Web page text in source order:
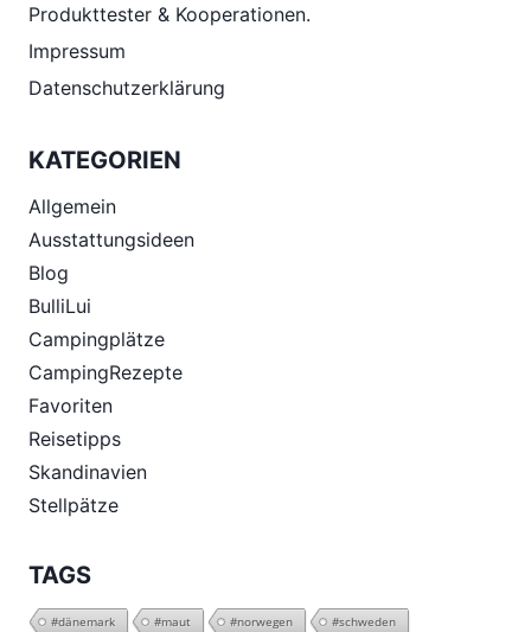
Produkttester & Kooperationen.
Impressum
Datenschutzerklärung
KATEGORIEN
Allgemein
Ausstattungsideen
Blog
BulliLui
Campingplätze
CampingRezepte
Favoriten
Reisetipps
Skandinavien
Stellpätze
TAGS
#dänemark #maut #norwegen #schweden